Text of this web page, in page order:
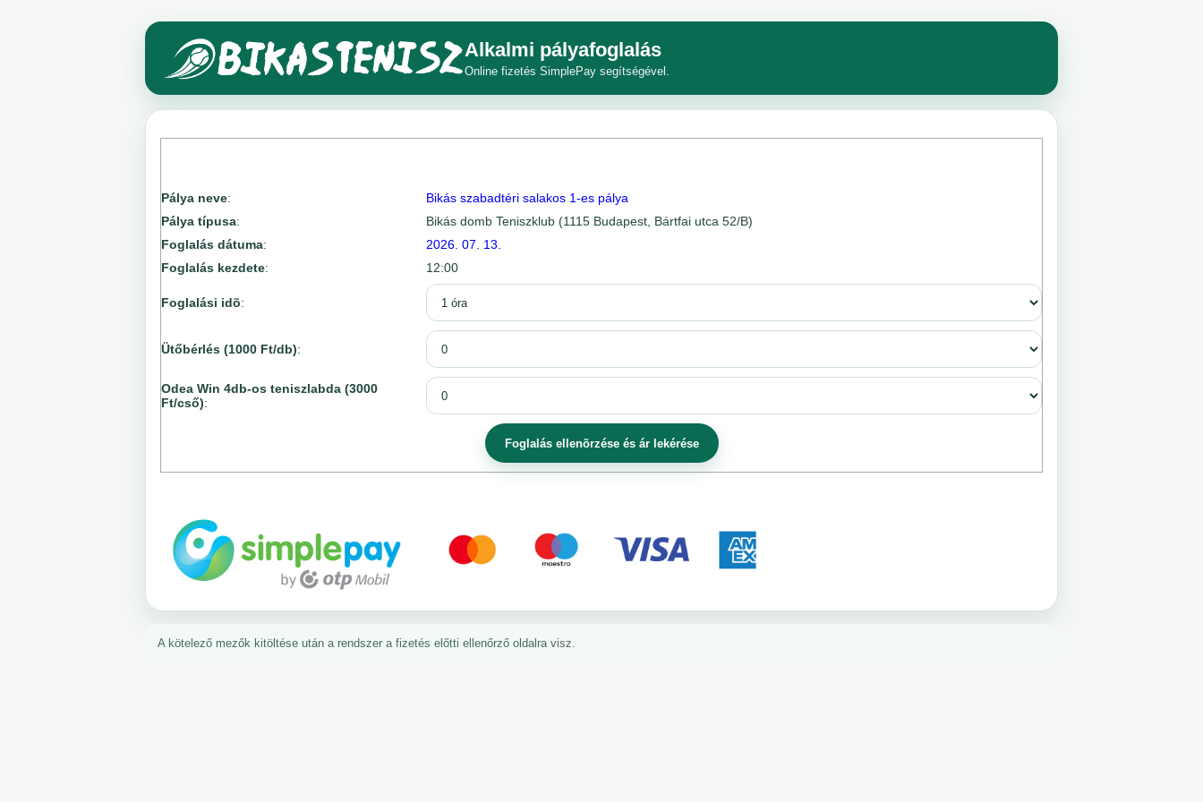
Alkalmi pályafoglalás
Online fizetés SimplePay segítségével.
Pálya neve:
Bikás szabadtéri salakos 1-es pálya
Pálya típusa:
Bikás domb Teniszklub (1115 Budapest, Bártfai utca 52/B)
Foglalás dátuma:
2026. 07. 13.
Foglalás kezdete: 12:00
Foglalási idõ:
Ütőbérlés (1000 Ft/db):
Odea Win 4db-os teniszlabda (3000
Ft/cső):
A kötelező mezők kitöltése után a rendszer a fizetés előtti ellenőrző oldalra visz.